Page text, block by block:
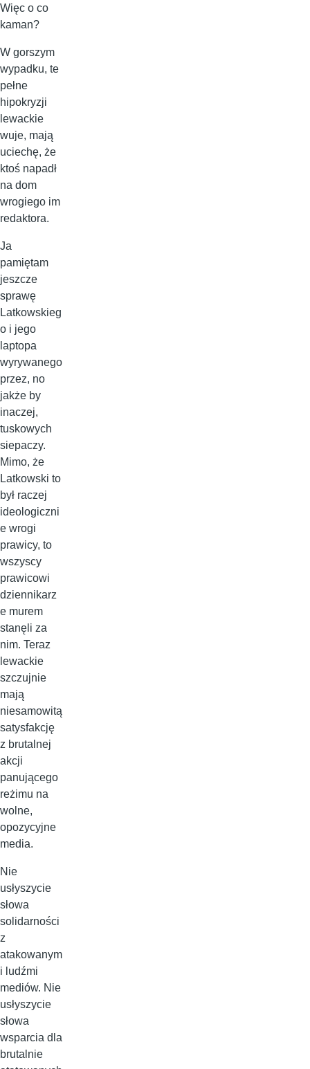
Więc o co
kaman?
W gorszym
wypadku, te
pełne
hipokryzji
lewackie
wuje, mają
uciechę, że
ktoś napadł
na dom
wrogiego im
redaktora.
Ja
pamiętam
jeszcze
sprawę
Latkowskieg
o i jego
laptopa
wyrywanego
przez, no
jakże by
inaczej,
tuskowych
siepaczy.
Mimo, że
Latkowski to
był raczej
ideologiczni
e wrogi
prawicy, to
wszyscy
prawicowi
dziennikarz
e murem
stanęli za
nim. Teraz
lewackie
szczujnie
mają
niesamowitą
satysfakcję
z brutalnej
akcji
panującego
reżimu na
wolne,
opozycyjne
media.
Nie
usłyszycie
słowa
solidarności
z
atakowanym
i ludźmi
mediów. Nie
usłyszycie
słowa
wsparcia dla
brutalnie